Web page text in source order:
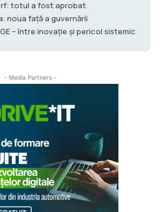
totul a fost aprobat
noua față a guvernării
– între inovație și pericol sistemic
- Media Partners -